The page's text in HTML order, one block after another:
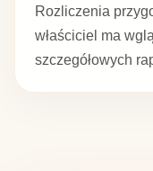
Rozliczenia
właściciel ma
szczegółowych